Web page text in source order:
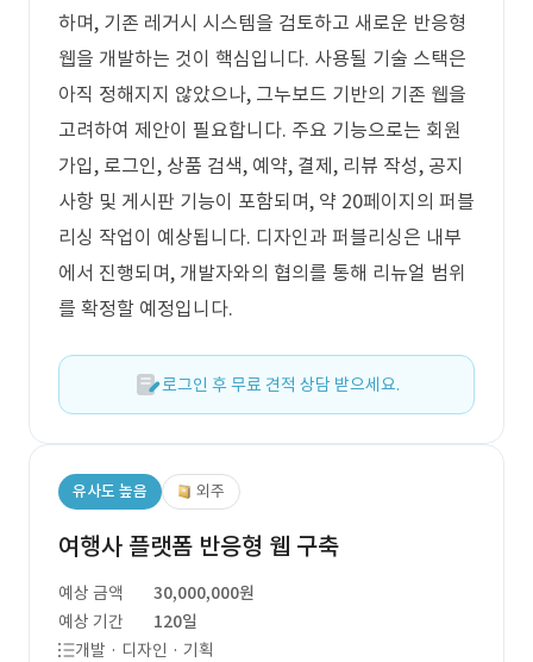
하며, 기존 레거시 시스템을 검토하고 새로운 반응형
웹을 개발하는 것이 핵심입니다. 사용될 기술 스택은
아직 정해지지 않았으나, 그누보드 기반의 기존 웹을
고려하여 제안이 필요합니다. 주요 기능으로는 회원
가입, 로그인, 상품 검색, 예약, 결제, 리뷰 작성, 공지
사항 및 게시판 기능이 포함되며, 약 20페이지의 퍼블
리싱 작업이 예상됩니다. 디자인과 퍼블리싱은 내부
에서 진행되며, 개발자와의 협의를 통해 리뉴얼 범위
를 확정할 예정입니다.
로그인 후 무료 견적 상담 받으세요.
유사도 높음 외주
여행사 플랫폼 반응형 웹 구축
예상 금액
30,000,000원
예상 기간
120일
개발 · 디자인 · 기획